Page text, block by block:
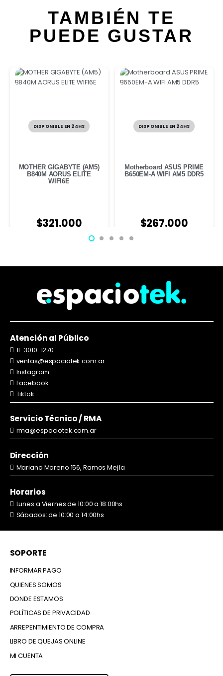
TAMBIÉN TE
PUEDE GUSTAR
DISPONIBLE EN 24HS
MOTHER GIGABYTE (AM5)
B840M AORUS ELITE
WIFI6E
$321.000
DISPONIBLE EN 24HS
Motherboard ASUS PRIME
B650EM-A WIFI AM5 DDR5
$267.000
Atención al Público
11-3010-1270
ventas@espaciotek.com.ar
Instagram
Facebook
Tiktok
Servicio Técnico / RMA
rma@espaciotek.com.ar
Dirección
Mariano Moreno 156, Ramos Mejía
Horarios
Lunes a Viernes de 10:00 a 18:00hs
Sábados: de 10:00 a 14:00hs
SOPORTE
INFORMAR PAGO
QUIENES SOMOS
DONDE ESTAMOS
POLÍTICAS DE PRIVACIDAD
ARREPENTIMIENTO DE COMPRA
LIBRO DE QUEJAS ONLINE
MI CUENTA